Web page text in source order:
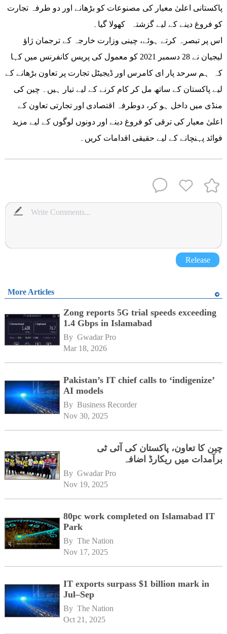
پاکستانی اعلیٰ معیار کی مصنوعات کو بڑھانے اور دو طرفہ تجارت
کو فروغ دینے کے لیے گزشتہ کھولا گیا۔
اس پر تبصرہ کرتے ہوئے، چینی وزارت خارجہ کے ترجمان ژاؤ
لیجیان نے 28 دسمبر 2021 کو معمول کی پریس کانفرنس میں کہا
کہ ہم سرحد پار ای کامرس اور ڈیجیٹل تجارت پر تعاون بڑھانے کے
لیے پاکستان کے ساتھ مل کر کام کرنے کے لیے تیار ہیں۔ چین کی
منڈی میں داخل ہو کر، دوطرفہ اقتصادی اور تجارتی تعاون کے
اعلیٰ معیار کی ترقی کو فروغ دینے اور دونوں لوگوں کے لیے مزید
فوائد پہنچانے کے لیے حقیقی اقدامات کریں۔
Release
More Articles
Zong reports 5G trial speeds exceeding
1.4 Gbps in Islamabad
By Gwadar Pro
Mar 18, 2026
Pakistan’s IT chief calls to ‘indigenize’
AI models
By Business Recorder
Nov 30, 2025
چین کا تعاون، پاکستان کی آئی ٹی
برآمدات میں ریکارڈ اضافہ
By Gwadar Pro
Nov 19, 2025
80pc work completed on Islamabad IT
Park
By The Nation
Nov 17, 2025
IT exports surpass $1 billion mark in
Jul–Sep
By The Nation
Oct 21, 2025